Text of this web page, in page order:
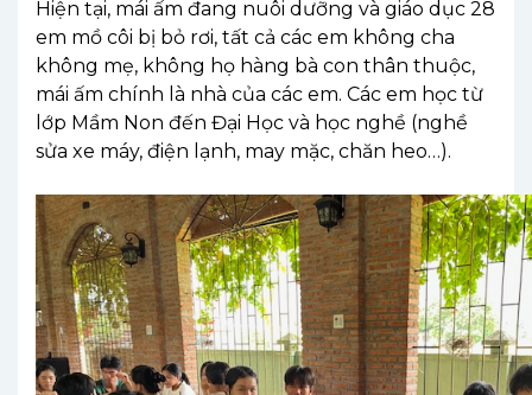
Hiện tại, mái ấm đang nuôi dưỡng và giáo dục 28
em mồ côi bị bỏ rơi, tất cả các em không cha
không mẹ, không họ hàng bà con thân thuộc,
mái ấm chính là nhà của các em. Các em học từ
lớp Mầm Non đến Đại Học và học nghề (nghề
sửa xe máy, điện lạnh, may mặc, chăn heo…).